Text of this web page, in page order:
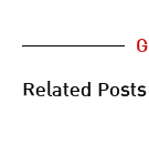
Related Posts